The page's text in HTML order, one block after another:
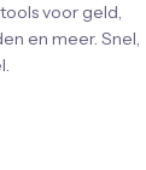
voor geld,
en meer. Snel,